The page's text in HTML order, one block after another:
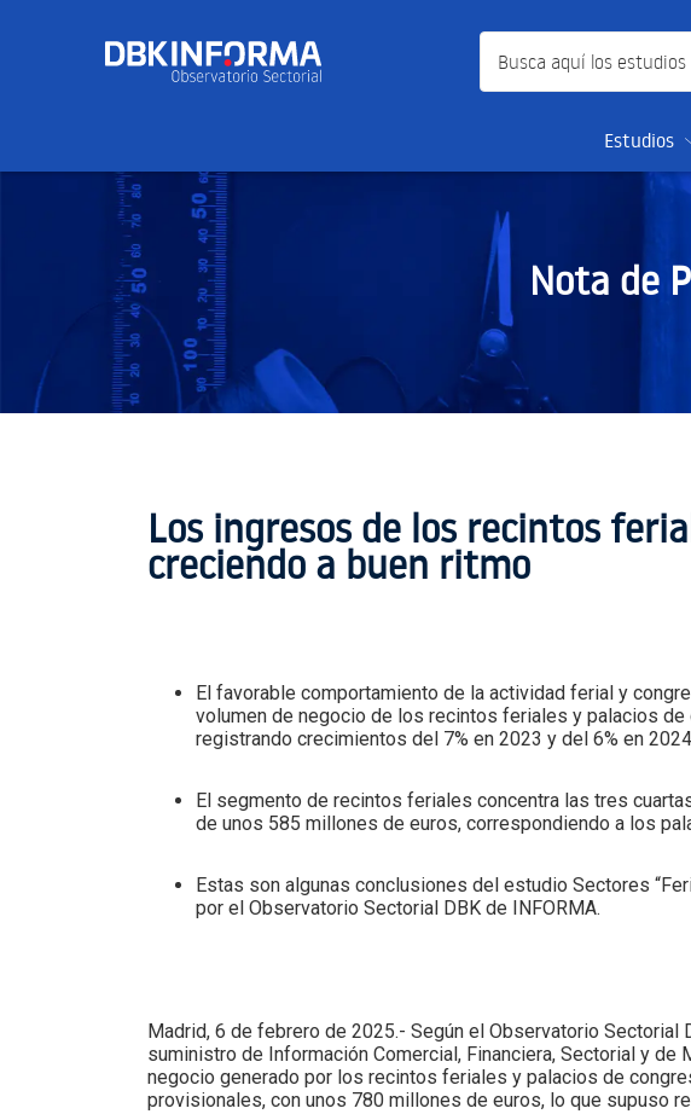
Estudios
Nota de
Los ingresos de los recintos
creciendo a buen ritmo
El favorable comportamiento de la actividad ferial y
volumen de negocio de los recintos feriales y palacios
registrando crecimientos del 7% en 2023 y del 6% en
El segmento de recintos feriales concentra las tres
de unos 585 millones de euros, correspondiendo a los
Estas son algunas conclusiones del estudio Sectores
por el Observatorio Sectorial DBK de INFORMA.
Madrid, 6 de febrero de 2025.- Según el Observatorio Sectorial
suministro de Información Comercial, Financiera, Sectorial y de
negocio generado por los recintos feriales y palacios de
provisionales, con unos 780 millones de euros, lo que supuso